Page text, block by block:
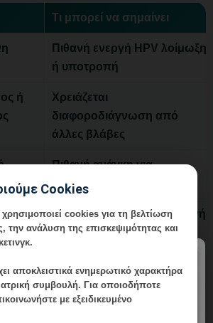
Τι μπορεί να σημαίνει
Πιθανή ενεργή HPV λοίμωξη
ή υποτροπή
ή
Χρειάζεται
διαφοροδιάγνωση από
άλλες βλάβες
Πιθανή ανάγκη για
κολποσκόπηση
Απαιτείται ασφαλής επιλογή
αντιμετώπισης
έχει ενημερωτικό χαρακτήρα και
εξατομικευμένη ιατρική αξιολόγηση.
Cookies
cookies για τη βελτίωση
την ανάλυση της επισκεψιμότητας και
αποκλειστικά ενημερωτικό χαρακτήρα
συμβουλή. Για οποιοδήποτε
με εξειδικευμένο